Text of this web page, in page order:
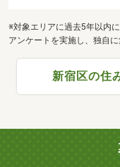
※対象エリアに過去5年以内
アンケートを実施し、独自に
新宿区の住